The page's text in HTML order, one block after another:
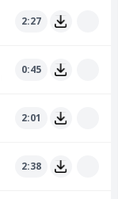
2:27
0:45
2:01
2:38